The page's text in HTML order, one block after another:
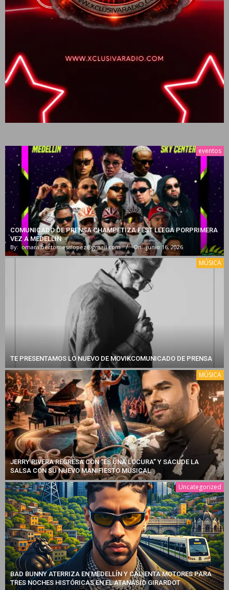
eventos
COMUNICADO DE PRENSA CHAMPETIZA FEST LLEGA PORPRIMERA
VEZ A MEDELLIN
By: omaralbertomesalopez@gmail.com On: junio 16, 2026
MÚSICA
TE PRESENTAMOS LO NUEVO DE MOVIKCOMUNICADO DE PRENSA
MÚSICA
JERRY RIVERA REGRESA CON “ES UNA LOCURA” Y SACUDE LA
SALSA CON SU NUEVO MANIFIESTO MUSICAL
Uncategorized
BAD BUNNY ATERRIZA EN MEDELLÍN Y CALIENTA MOTORES PARA
TRES NOCHES HISTÓRICAS EN EL ATANASIO GIRARDOT